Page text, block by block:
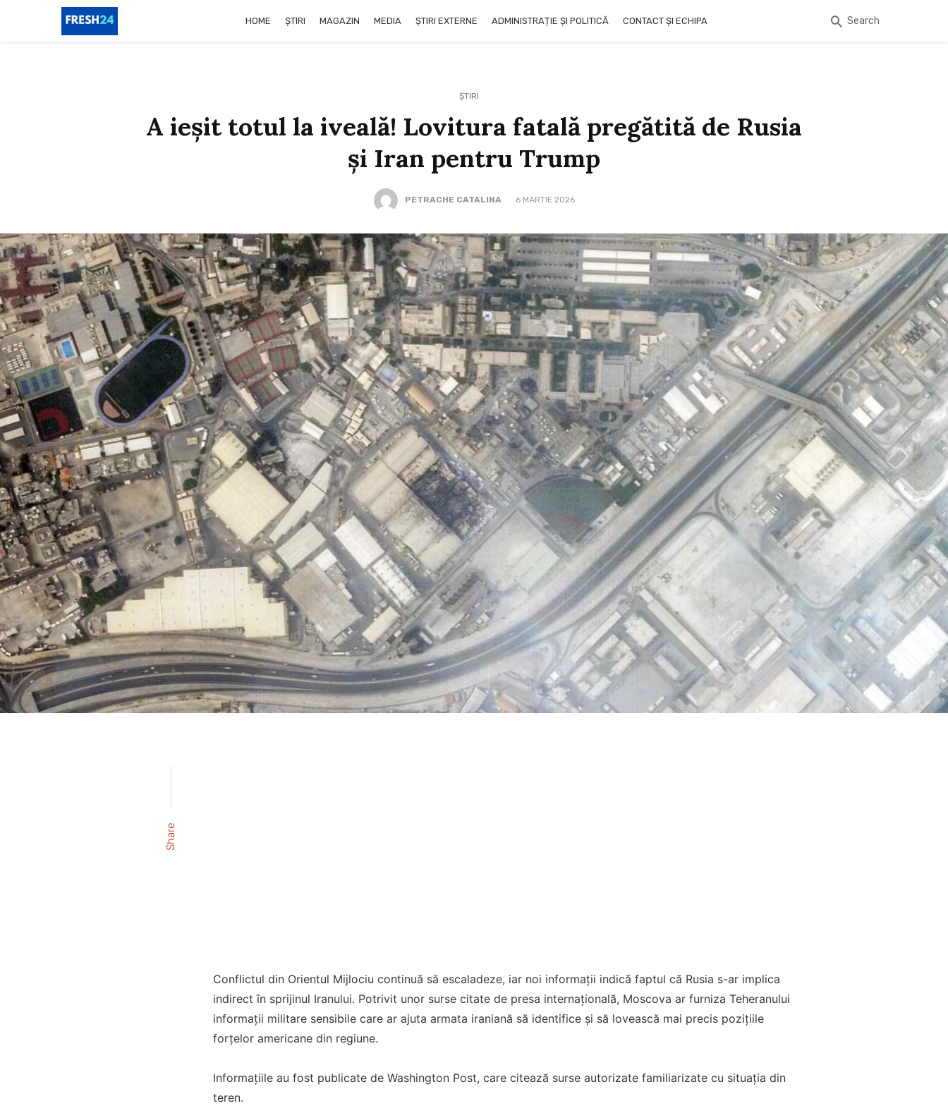
HOME ȘTIRI MAGAZIN MEDIA ȘTIRI EXTERNE ADMINISTRAȚIE ȘI POLITICĂ CONTACT ȘI ECHIPA Search
ȘTIRI
A ieșit totul la iveală! Lovitura fatală pregătită de Rusia
și Iran pentru Trump
PETRACHE CATALINA 6 MARTIE 2026
Share
Conflictul din Orientul Mijlociu continuă să escaladeze, iar noi informații indică faptul că Rusia s-ar implica
indirect în sprijinul Iranului. Potrivit unor surse citate de presa internațională, Moscova ar furniza Teheranului
informații militare sensibile care ar ajuta armata iraniană să identifice și să lovească mai precis pozițiile
forțelor americane din regiune.
Informațiile au fost publicate de Washington Post, care citează surse autorizate familiarizate cu situația din
teren.